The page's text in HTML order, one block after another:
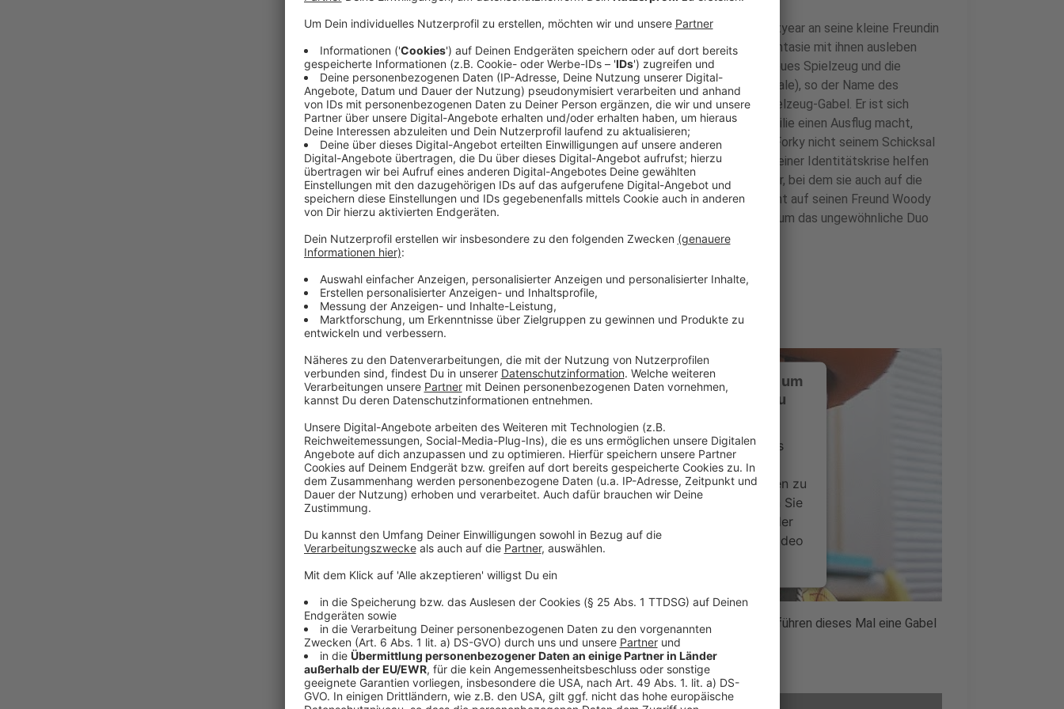
Also hat er den Cowboy Woody und den Space-Ranger Buzz Lightyear an seine kleine Freundin
Bonnie weitergereicht. Sie kann jetzt mit den Spielzeugen ihre Fantasie mit ihnen ausleben
kann. Dann aber bastelt sie in der Vorschule aus einer Gabel ein neues Spielzeug und die
harmonische Idylle im Kinderzimmer ist dahin. Denn Forky (Tony Hale), so der Name des
Gefährten, ist alles andere als glücklich mit seinem Leben als Spielzeug-Gabel. Er ist sich
sicher, dass er kein Spielzeug ist, sondern Müll! Als die ganze Familie einen Ausflug macht,
springt er kurz entschlossen aus dem Auto. Woody kann und will Forky nicht seinem Schicksal
überlassen und eilt ihm hinterher. Der Cowboy will der Gabel aus seiner Identitätskrise helfen
und macht sich mit ihm auf den Weg in ein aufregendes Abenteuer, bei dem sie auch auf die
alte Bekannte, Bo Peep (Annie Potts) treffen. Doch Buzz will nicht auf seinen Freund Woody
verzichten und begibt sich währenddessen selber auf eine Reise, um das ungewöhnliche Duo
aufzuspüren ...
Anzeige
Wir benötigen Ihre Zustimmung, um
den YouTube Video-Service zu
Wir verwenden einen Service eines
Drittanbieters, um Videoinhalte
einzubetten. Dieser Service kann Daten zu
Ihren Aktivitäten sammeln. Bitte lesen Sie
die Details durch und stimmen Sie der
Nutzung des Service zu, um dieses Video
Akzeptieren
powered byUsercentrics Consent Management
Platform
Bereits zum vierten Mal gehen die Spielzeughelden auf Tour und führen dieses Mal eine Gabel
aus der Identitätskrise.
Anzeige